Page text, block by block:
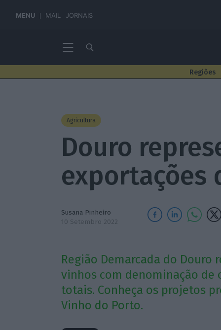
MENU MAIL JORNAIS
Regiões
Agricultura
Douro
exportações
Susana Pinheiro
10 Setembro 2022
Região Demarcada do Douro
vinhos com denominação de
totais. Conheça os projetos
Vinho do Porto.